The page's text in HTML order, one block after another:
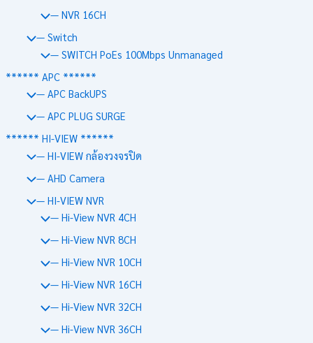
— NVR 16CH
— Switch
— SWITCH PoEs 100Mbps Unmanaged
****** APC ******
— APC BackUPS
— APC PLUG SURGE
****** HI-VIEW ******
— HI-VIEW กล้องวงจรปิด
— AHD Camera
— HI-VIEW NVR
— Hi-View NVR 4CH
— Hi-View NVR 8CH
— Hi-View NVR 10CH
— Hi-View NVR 16CH
— Hi-View NVR 32CH
— Hi-View NVR 36CH